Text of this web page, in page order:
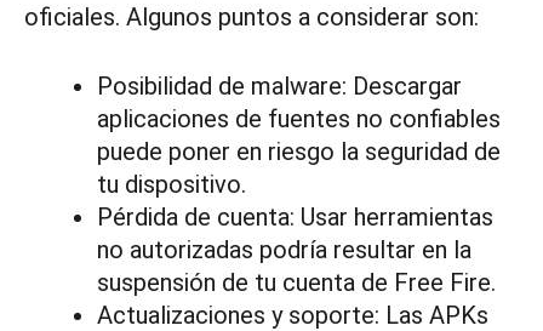
oficiales. Algunos puntos a considerar son:
Posibilidad de malware: Descargar
aplicaciones de fuentes no confiables
puede poner en riesgo la seguridad de
tu dispositivo.
Pérdida de cuenta: Usar herramientas
no autorizadas podría resultar en la
suspensión de tu cuenta de Free Fire.
Actualizaciones y soporte: Las APKs